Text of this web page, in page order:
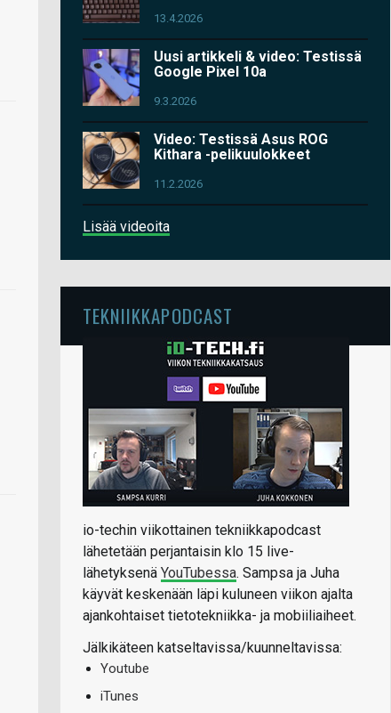
13.4.2026
Uusi artikkeli & video: Testissä
Google Pixel 10a
9.3.2026
Video: Testissä Asus ROG
Kithara -pelikuulokkeet
11.2.2026
Lisää videoita
TEKNIIKKAPODCAST
io-techin viikottainen tekniikkapodcast
lähetetään perjantaisin klo 15 live-
lähetyksenä YouTubessa. Sampsa ja Juha
käyvät keskenään läpi kuluneen viikon ajalta
ajankohtaiset tietotekniikka- ja mobiiliaiheet.
Jälkikäteen katseltavissa/kuunneltavissa:
Youtube
iTunes